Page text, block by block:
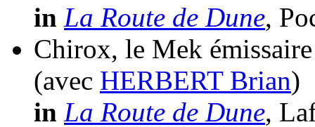
in La Route de Dune,
Chirox, le Mek
(avec HERBERT Brian)
in La Route de Dune,